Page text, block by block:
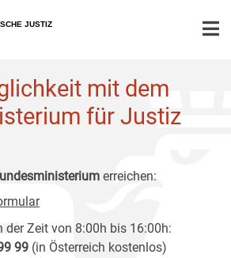
JUSTIZ
mit dem
für Justiz
erreichen:
der Zeit von 8:00h bis 16:00h:
99 (in Österreich kostenlos)